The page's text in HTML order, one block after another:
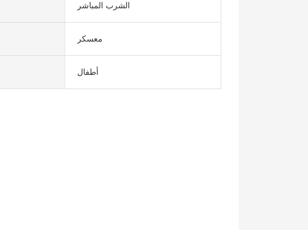
الشرب المباشر
معسكر
أطفال